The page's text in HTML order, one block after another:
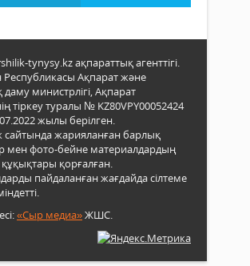
tynysy.kz ақпараттық агенттігі.
Республикасы Ақпарат және
министрлігі, Ақпарат
тіркеу туралы № KZ80VPY00052424
жылы берілген.
сайтында жарияланған барлық
мен фото-бейне материалдардың
қорғалған.
пайдаланған жағдайда сілтеме
«Сыр медиа»ЖШС.